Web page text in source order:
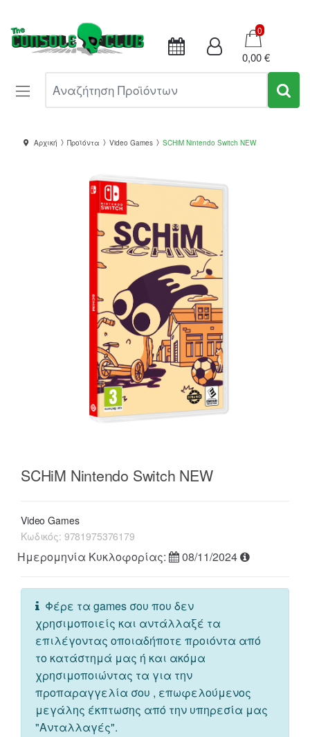
Καλάθι
0
0,00 €
Αρχική Προϊόντα Video Games SCHiM Nintendo Switch NEW
SCHiM Nintendo Switch NEW
Video Games
Κωδικός: 9781975376179
Ημερομηνία Κυκλοφορίας: 08/11/2024
Φέρε τα games σου που δεν
χρησιμοποιείς και αντάλλαξέ τα
επιλέγοντας οποιαδήποτε προιόντα από
το κατάστημά μας ή και ακόμα
χρησιμοποιώντας τα για την
προπαραγγελία σου , επωφελούμενος
μεγάλης έκπτωσης από την υπηρεσία μας
"Ανταλλαγές".